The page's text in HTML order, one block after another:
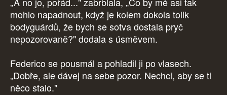
mohlo napadnout, když je kolem dokola tolik
bodyguárdů, že bych se sotva dostala pryč
nepozorovaně?" dodala s úsměvem.
Federico se pousmál a pohladil ji po vlasech.
„Dobře, ale dávej na sebe pozor. Nechci, aby se ti
něco stalo."